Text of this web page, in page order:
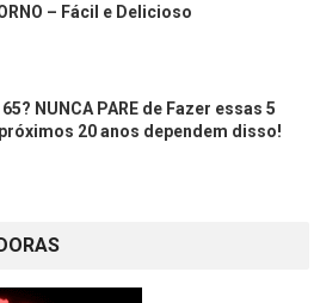
– Fácil e Delicioso
65? NUNCA PARE de Fazer essas 5
próximos 20 anos dependem disso!